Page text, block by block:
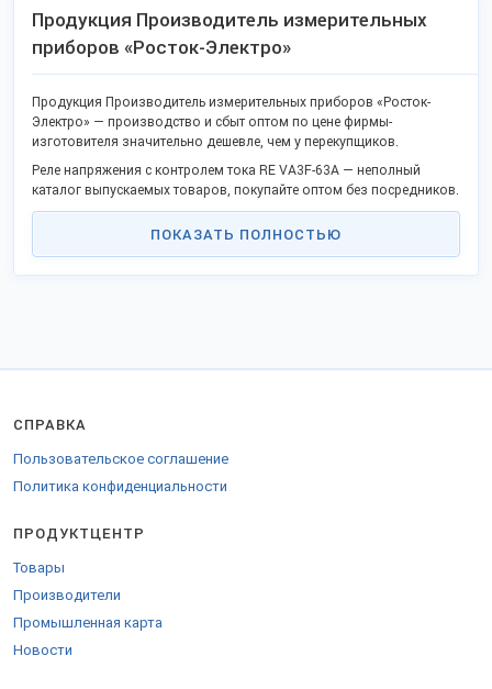
Продукция Производитель измерительных
приборов «Росток-Электро»
Продукция Производитель измерительных приборов «Росток-
Электро» — производство и сбыт оптом по цене фирмы-
изготовителя значительно дешевле, чем у перекупщиков.
Реле напряжения с контролем тока RE VA3F-63А — неполный
каталог выпускаемых товаров, покупайте оптом без посредников.
В продаже популярные наименования и новинки.
бумаги.
Наши контакты настенде компании
ПОКАЗАТЬ ПОЛНОСТЬЮ
СПРАВКА
Пользовательское соглашение
Политика конфиденциальности
ПРОДУКТЦЕНТР
Товары
Производители
Промышленная карта
Новости